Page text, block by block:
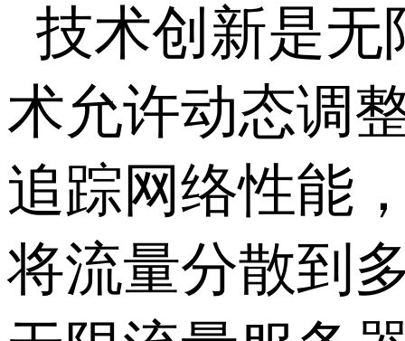
技术创新是无
术允许动态调
追踪网络性能
将流量分散到